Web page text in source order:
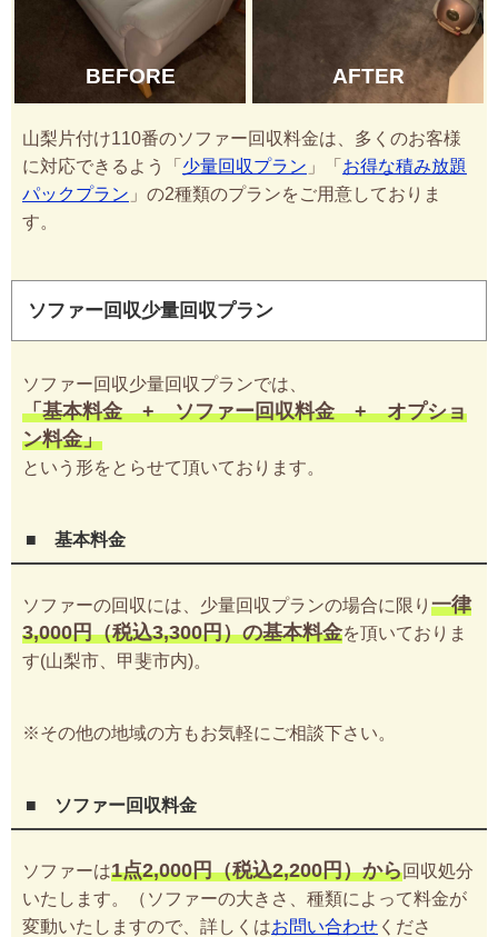
BEFORE AFTER
山梨片付け110番のソファー回収料金は、多くのお客様
に対応できるよう「 少量回収プラン 」「 お得な積み放題
パックプラン 」の2種類のプランをご用意しておりま
す。
ソファー回収少量回収プラン
ソファー回収少量回収プランでは、
「基本料金 + ソファー回収料金 + オプショ
ン料金」
という形をとらせて頂いております。
■ 基本料金
ソファーの回収には、少量回収プランの場合に限り 一律
3,000円（税込3,300円）の基本料金を頂いておりま
す(山梨市、甲斐市内)。
※その他の地域の方もお気軽にご相談下さい。
■ ソファー回収料金
ソファーは1点2,000円（税込2,200円）から回収処分
いたします。（ソファーの大きさ、種類によって料金が
変動いたしますので、詳しくはお問い合わせ くださ